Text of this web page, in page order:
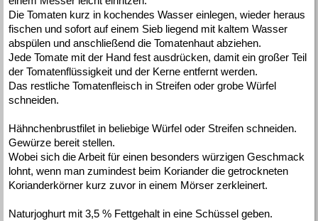
Die Tomaten kurz in kochendes Wasser einlegen, wieder heraus
fischen und sofort auf einem Sieb liegend mit kaltem Wasser
abspülen und anschließend die Tomatenhaut abziehen.
Jede Tomate mit der Hand fest ausdrücken, damit ein großer Teil
der Tomatenflüssigkeit und der Kerne entfernt werden.
Das restliche Tomatenfleisch in Streifen oder grobe Würfel
schneiden.
Hähnchenbrustfilet in beliebige Würfel oder Streifen schneiden.
Gewürze bereit stellen.
Wobei sich die Arbeit für einen besonders würzigen Geschmack
lohnt, wenn man zumindest beim Koriander die getrockneten
Korianderkörner kurz zuvor in einem Mörser zerkleinert.
Naturjoghurt mit 3,5 % Fettgehalt in eine Schüssel geben.